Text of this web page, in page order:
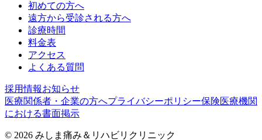
初めての方へ
遠方から受診される方へ
診療時間
料金表
アクセス
よくある質問
採用情報お知らせ
医療関係者・企業の方へプライバシーポリシー保険医療機関
における書面掲示
© 2026 みしま痛み＆リハビリクリニック